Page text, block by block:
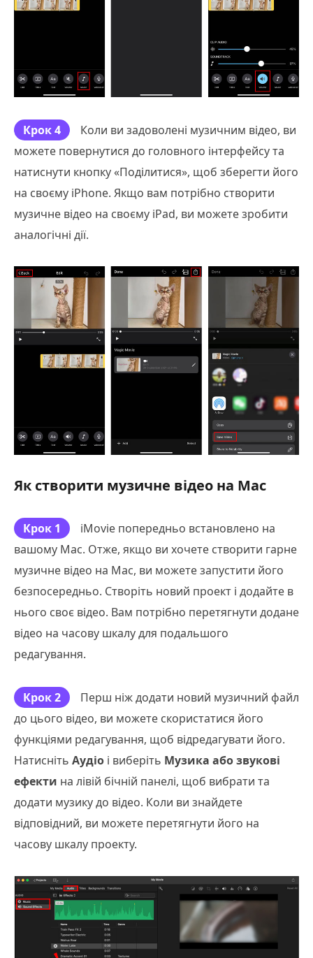
Крок 4
Коли ви задоволені музичним відео, ви
можете повернутися до головного інтерфейсу та
натиснути кнопку «Поділитися», щоб зберегти його
на своєму iPhone. Якщо вам потрібно створити
музичне відео на своєму iPad, ви можете зробити
аналогічні дії.
Як створити музичне відео на Mac
Крок 1
iMovie попередньо встановлено на
вашому Mac. Отже, якщо ви хочете створити гарне
музичне відео на Mac, ви можете запустити його
безпосередньо. Створіть новий проект і додайте в
нього своє відео. Вам потрібно перетягнути додане
відео на часову шкалу для подальшого
редагування.
Крок 2
Перш ніж додати новий музичний файл
до цього відео, ви можете скористатися його
функціями редагування, щоб відредагувати його.
Натисніть Аудіо і виберіть Музика або звукові
ефекти на лівій бічній панелі, щоб вибрати та
додати музику до відео. Коли ви знайдете
відповідний, ви можете перетягнути його на
часову шкалу проекту.